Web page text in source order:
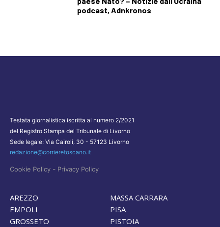
podcast, Adnkronos
Testata giornalistica iscritta al numero 2/2021
del Registro Stampa del Tribunale di Livorno
Sede legale: Via Cairoli, 30 - 57123 Livorno
redazione@corrieretoscano.it
Cookie Policy - Privacy Policy
AREZZO
EMPOLI
GROSSETO
MASSA CARRARA
PISA
PISTOIA